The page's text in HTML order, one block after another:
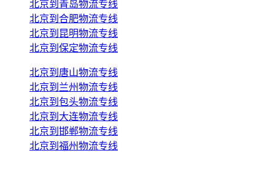
北京到青岛物流专线
北京到合肥物流专线
北京到昆明物流专线
北京到保定物流专线
北京到唐山物流专线
北京到兰州物流专线
北京到包头物流专线
北京到大连物流专线
北京到邯郸物流专线
北京到福州物流专线